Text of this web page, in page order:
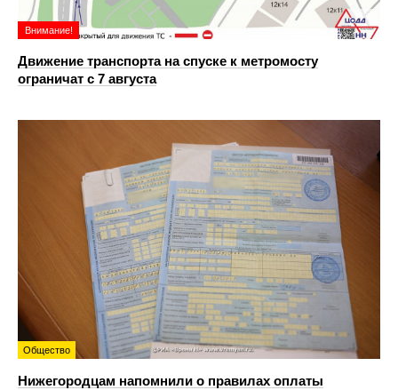
Внимание!
Движение транспорта на спуске к метромосту
ограничат с 7 августа
Общество
Нижегородцам напомнили о правилах оплаты